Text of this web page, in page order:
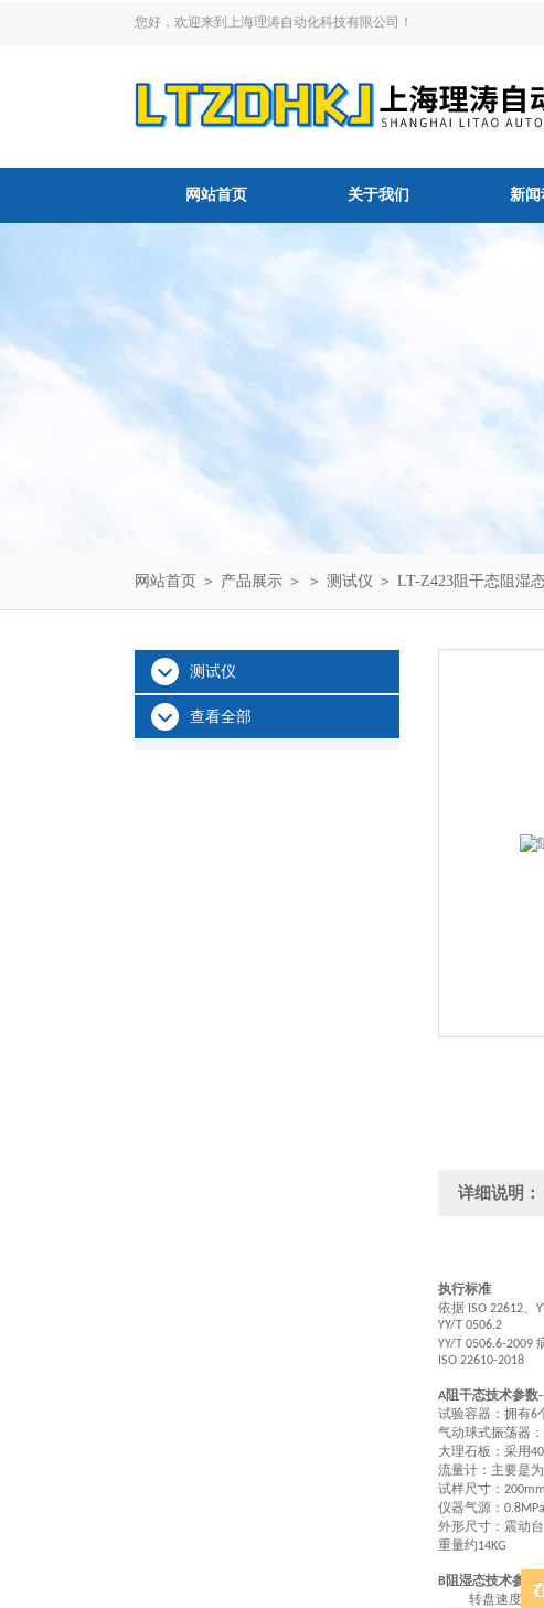
您好，欢迎来到上海理涛自动化科技有限公司！
网站首页 关于我们 新闻
网站首页 ＞ 产品展示 ＞ ＞ 测试仪 ＞ LT-Z423阻干态阻湿
测试仪
查看全部
详细说明：
执行标准
依据 ISO 22612、
YY/T 0506.2
YY/T 0506.6-2009
ISO 22610-2018
A阻干态技术参数
试验容器：拥有6
气动球式振荡器
大理石板：采用
流量计： 主要是
试样尺寸 ：
仪器气源： 0.8MPa
外形尺寸 ： 震动台
重量约14KG
B阻湿态技术参数 ---
转盘速度